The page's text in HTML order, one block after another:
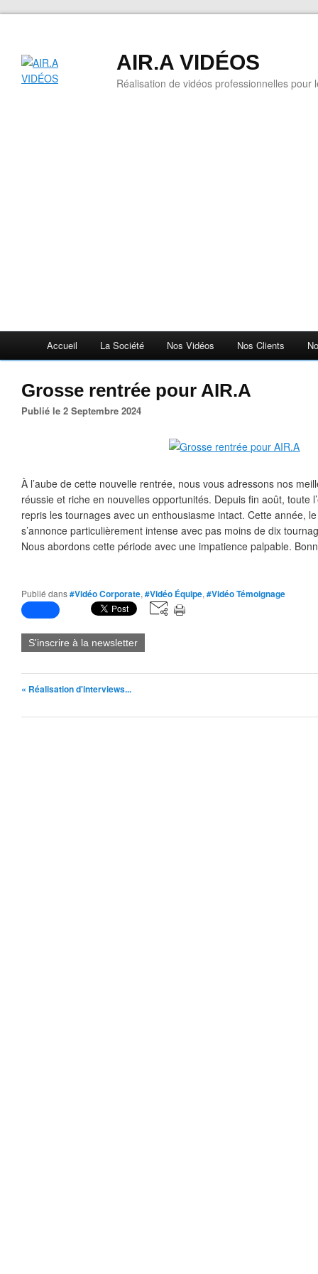
AIR.A VIDÉOS
Réalisation de vidéos professionnelles pour
Accueil La Société Nos Vidéos Nos Clients
Grosse rentrée pour AIR.A
Publié le 2 Septembre 2024
À l’aube de cette nouvelle rentrée, nous vous adressons nos
réussie et riche en nouvelles opportunités. Depuis fin août, toute
repris les tournages avec un enthousiasme intact. Cette année,
s’annonce particulièrement intense avec pas moins de dix
Nous abordons cette période avec une impatience palpable.
Publié dans#Vidéo Corporate, #Vidéo Équipe, #Vidéo Témoignage
S'inscrire à la newsletter
« Réalisation d'interviews...